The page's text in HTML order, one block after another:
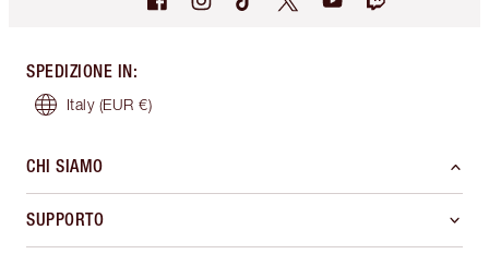
SPEDIZIONE IN :
Italy (EUR €)
CHI SIAMO
SUPPORTO